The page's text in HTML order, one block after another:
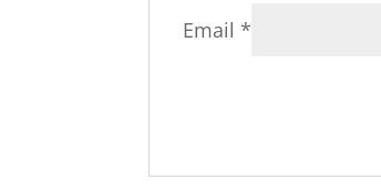
Email *